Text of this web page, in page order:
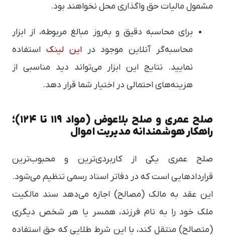
مشمول مالیات حق واگذاری محل نخواهند بود.
برای محاسبه دقیق و به‌روز مبالغ مربوطه، از ابزار
محاسبه‌گر آنلاین موجود دراین لینک استفاده
نمایید. نتایج این ابزار می‌تواند دید مناسبی از
هزینه‌های احتمالی در اختیار شما قرار دهد.
صلح عمری و صلح بلاعوض (مواد ۱۱۹ تا ۱۲۴)؛
راهکار هوشمندانه مدیریت اموال
صلح عمری یکی از کاربردی‌ترین و محبوب‌ترین
قراردادهایی است که در دفاتر اسناد رسمی تنظیم می‌شود.
این عقد به مالک (مصالح) اجازه می‌دهد سند مالکیت
ملک خود را به نام فرزند، همسر یا هر شخص دیگری
(متصالح) منتقل کند، با این شرط طلایی که حق استفاده